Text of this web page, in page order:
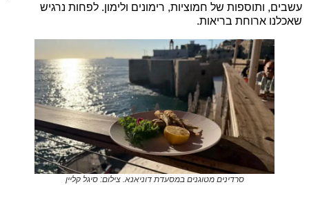
עשבים, ותוספות של חמוציות, רימונים ולימון. לפחות נרגיש
שאכלנו ארוחת בריאות.
סרדינים מטוגנים במסעדת דוניאנא. צילום: סיגל קליין